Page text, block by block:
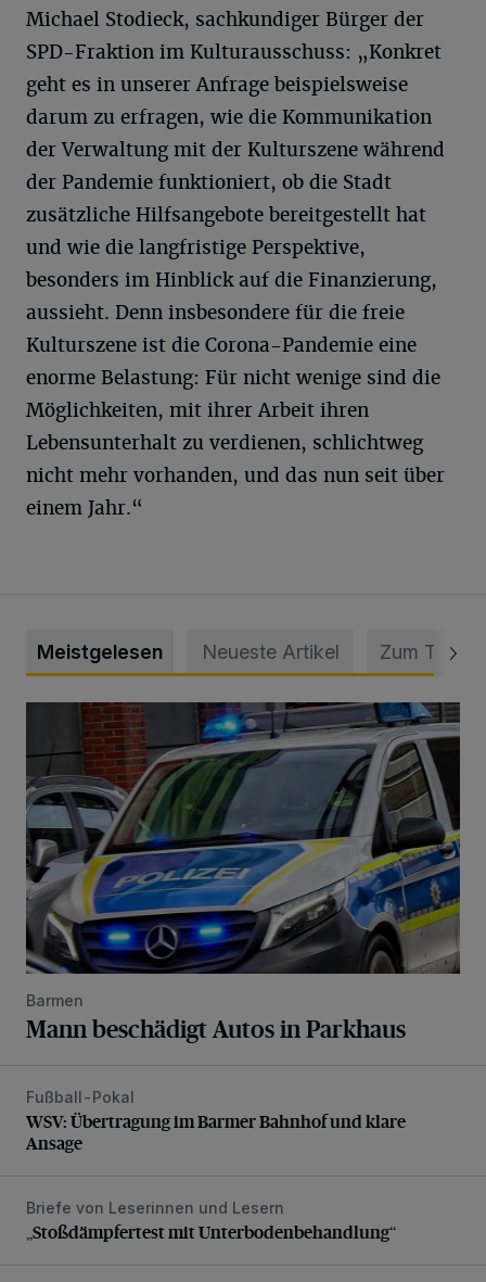
Michael Stodieck, sachkundiger Bürger der
SPD-Fraktion im Kulturausschuss: „Konkret
geht es in unserer Anfrage beispielsweise
darum zu erfragen, wie die Kommunikation
der Verwaltung mit der Kulturszene während
der Pandemie funktioniert, ob die Stadt
zusätzliche Hilfsangebote bereitgestellt hat
und wie die langfristige Perspektive,
besonders im Hinblick auf die Finanzierung,
aussieht. Denn insbesondere für die freie
Kulturszene ist die Corona-Pandemie eine
enorme Belastung: Für nicht wenige sind die
Möglichkeiten, mit ihrer Arbeit ihren
Lebensunterhalt zu verdienen, schlichtweg
nicht mehr vorhanden, und das nun seit über
einem Jahr.“
Meistgelesen Neueste Artikel Zum Thema
Mann beschädigt Autos in Parkhaus
Barmen
Mann beschädigt Autos in Parkhaus
WSV: Übertragung im Barmer Bahnhof und klare Ansage
Fußball-Pokal
WSV: Übertragung im Barmer Bahnhof und klare
Ansage
„Stoßdämpfertest mit Unterbodenbehandlung“
Briefe von Leserinnen und Lesern
„Stoßdämpfertest mit Unterbodenbehandlung“